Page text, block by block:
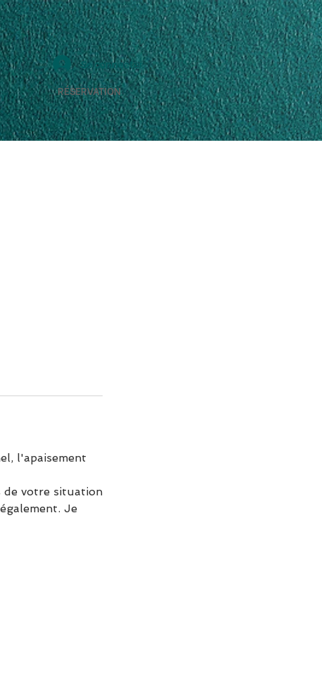
Se connecter
RÉSERVATION
l'apaisement
de votre situation
Je